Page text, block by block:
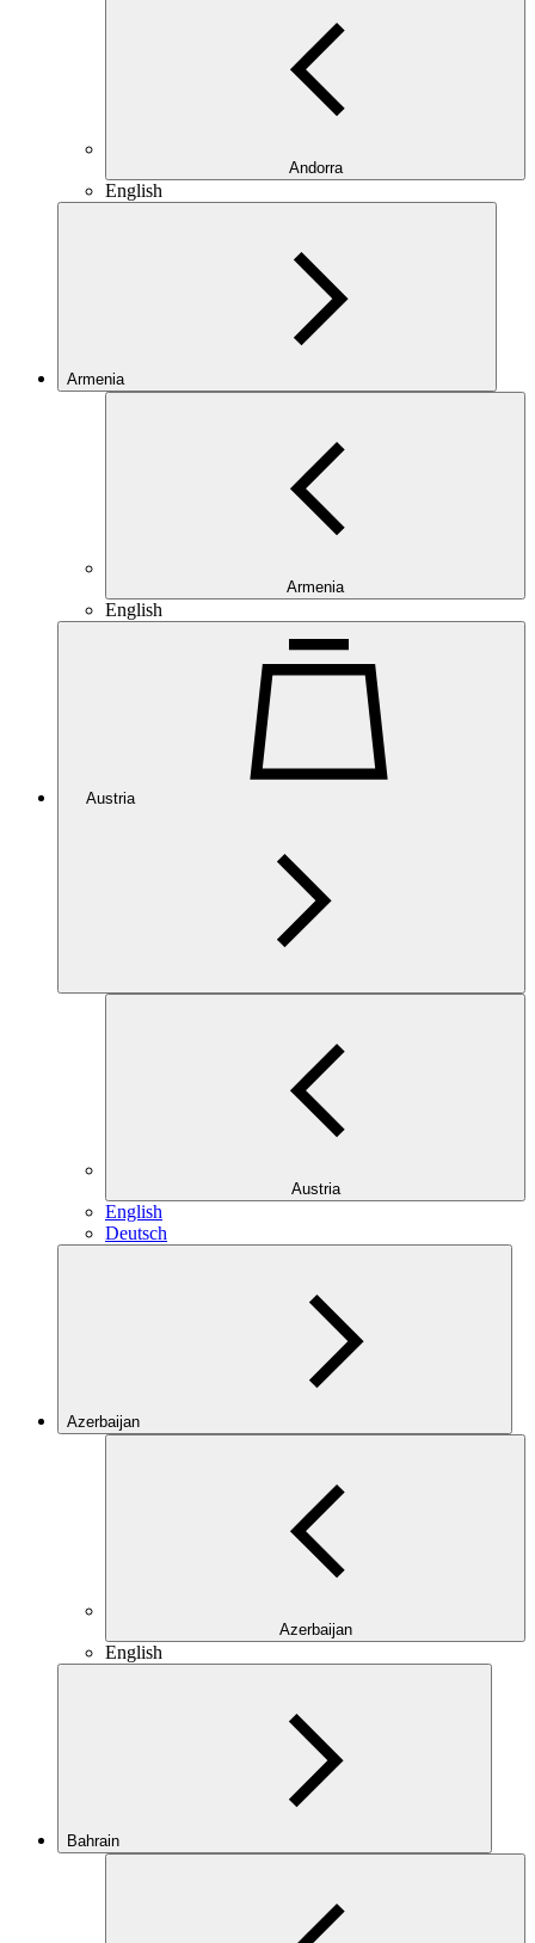
Andorra
English
Armenia
Armenia
English
Austria
Austria
English
Deutsch
Azerbaijan
Azerbaijan
English
Bahrain